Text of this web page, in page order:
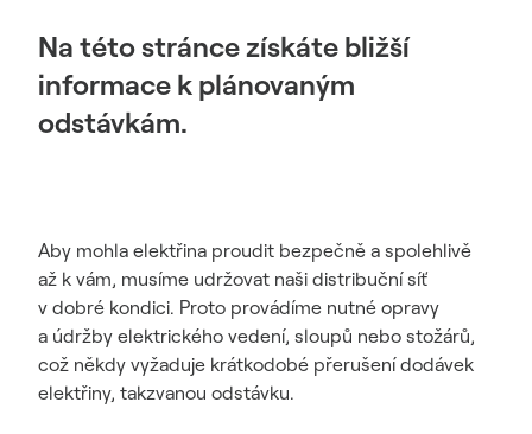
Na této stránce získáte bližší
informace k plánovaným
odstávkám.
Aby mohla elektřina proudit bezpečně a spolehlivě
až k vám, musíme udržovat naši distribuční síť
v dobré kondici. Proto provádíme nutné opravy
a údržby elektrického vedení, sloupů nebo stožárů,
což někdy vyžaduje krátkodobé přerušení dodávek
elektřiny, takzvanou odstávku.